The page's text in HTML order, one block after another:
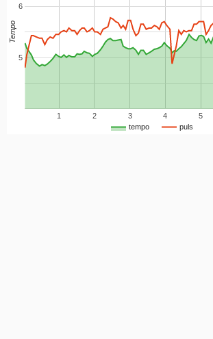
tempo puls
1 2 3 4 5
5
6
Tempo